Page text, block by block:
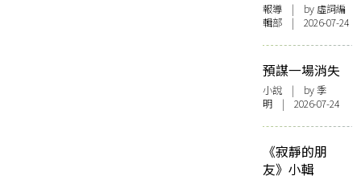
報導 | by 虛詞編
輯部 | 2026-07-24
預謀一場消失
小說 | by 季
明 | 2026-07-24
《寂靜的朋
友》小輯